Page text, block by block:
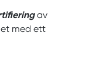
av
med ett